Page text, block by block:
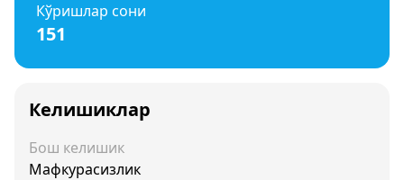
Кўришлар сони
151
Келишиклар
Бош келишик
Мафкурасизлик